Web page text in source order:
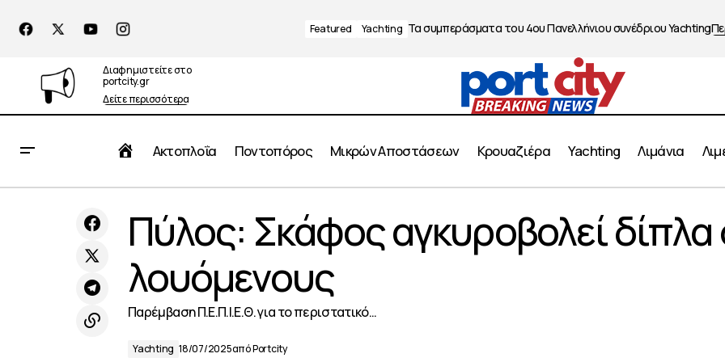
Featured Yachting Τα συμπεράσματα του 4ου Πανελλήνιου συνέδριου Yachting
Διαφημιστείτε στο
portcity.gr
Δείτε περισσότερα
Αρχική
Ακτοπλοΐα Ποντοπόρος Μικρών Αποστάσεων Κρουαζιέρα Yachting Λιμάνια
Νέοι υπόγειοι κάδοι στον Πειραιά Πύλος: Σκάφος αγκυροβολεί δίπλα σε λουόμενους
Πύλος: Σκάφος αγκυροβολεί δίπλα
λουόμενους
Παρέμβαση Π.Ε.Π.Ι.Ε.Θ. για το περιστατικό…
Yachting 18/07/2025απόPortcity